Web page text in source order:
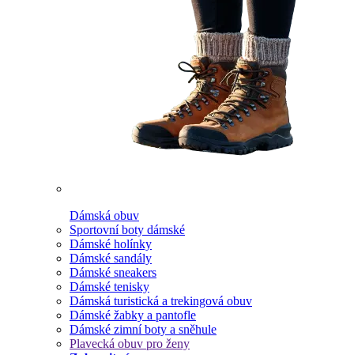
Dámská obuv
Sportovní boty dámské
Dámské holínky
Dámské sandály
Dámské sneakers
Dámské tenisky
Dámská turistická a trekingová obuv
Dámské žabky a pantofle
Dámské zimní boty a sněhule
Plavecká obuv pro ženy